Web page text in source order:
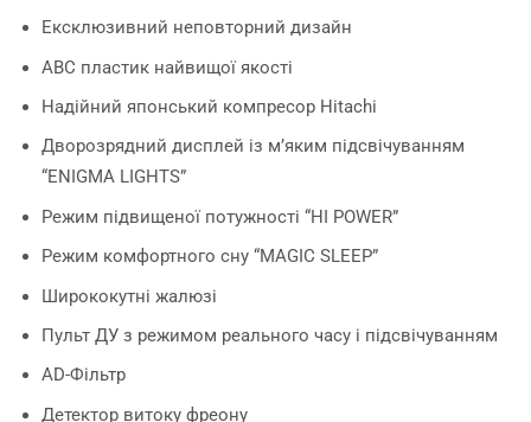
Ексклюзивний неповторний дизайн
ABC пластик найвищої якості
Надійний японський компресор Hitachi
Дворозрядний дисплей із м’яким підсвічуванням
“ENIGMA LIGHTS”
Режим підвищеної потужності “HI POWER”
Режим комфортного сну “MAGIC SLEEP”
Ширококутні жалюзі
Пульт ДУ з режимом реального часу і підсвічуванням
AD-Фільтр
Детектор витоку фреону